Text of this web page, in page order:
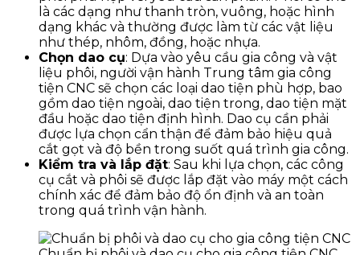
là các dạng như thanh tròn, vuông, hoặc hình
dạng khác và thường được làm từ các vật liệu
như thép, nhôm, đồng, hoặc nhựa.
Chọn dao cụ: Dựa vào yêu cầu gia công và vật
liệu phôi, người vận hành Trung tâm gia công
tiện CNC sẽ chọn các loại dao tiện phù hợp, bao
gồm dao tiện ngoài, dao tiện trong, dao tiện mặt
đầu hoặc dao tiện định hình. Dao cụ cần phải
được lựa chọn cẩn thận để đảm bảo hiệu quả
cắt gọt và độ bền trong suốt quá trình gia công.
Kiểm tra và lắp đặt: Sau khi lựa chọn, các công
cụ cắt và phôi sẽ được lắp đặt vào máy một cách
chính xác để đảm bảo độ ổn định và an toàn
trong quá trình vận hành.